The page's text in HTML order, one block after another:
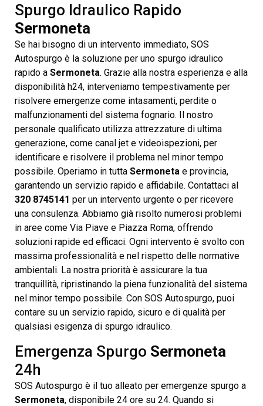
Spurgo Idraulico Rapido
Sermoneta
Se hai bisogno di un intervento immediato, SOS
Autospurgo è la soluzione per uno spurgo idraulico
rapido a Sermoneta. Grazie alla nostra esperienza e alla
disponibilità h24, interveniamo tempestivamente per
risolvere emergenze come intasamenti, perdite o
malfunzionamenti del sistema fognario. Il nostro
personale qualificato utilizza attrezzature di ultima
generazione, come canal jet e videoispezioni, per
identificare e risolvere il problema nel minor tempo
possibile. Operiamo in tutta Sermoneta e provincia,
garantendo un servizio rapido e affidabile. Contattaci al
320 8745141 per un intervento urgente o per ricevere
una consulenza. Abbiamo già risolto numerosi problemi
in aree come Via Piave e Piazza Roma, offrendo
soluzioni rapide ed efficaci. Ogni intervento è svolto con
massima professionalità e nel rispetto delle normative
ambientali. La nostra priorità è assicurare la tua
tranquillità, ripristinando la piena funzionalità del sistema
nel minor tempo possibile. Con SOS Autospurgo, puoi
contare su un servizio rapido, sicuro e di qualità per
qualsiasi esigenza di spurgo idraulico.
Emergenza Spurgo Sermoneta
24h
SOS Autospurgo è il tuo alleato per emergenze spurgo a
Sermoneta, disponibile 24 ore su 24. Quando si